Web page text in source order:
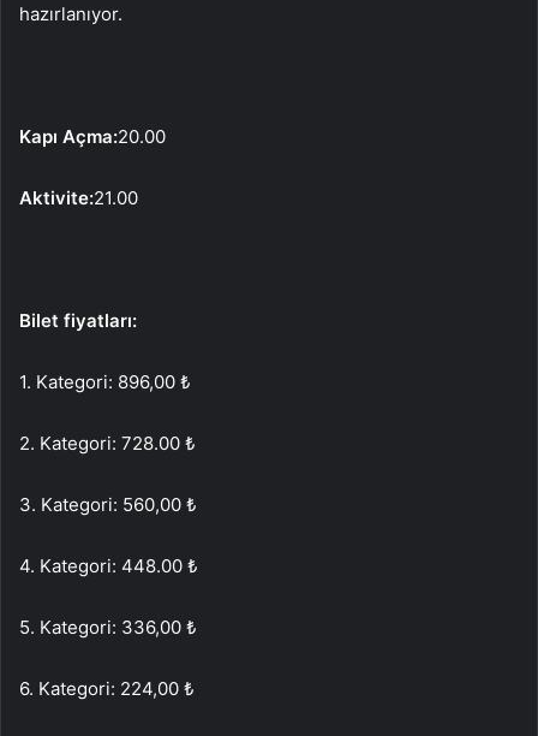
hazırlanıyor.
Kapı Açma:20.00
Aktivite:21.00
Bilet fiyatları:
1. Kategori: 896,00 ₺
2. Kategori: 728.00 ₺
3. Kategori: 560,00 ₺
4. Kategori: 448.00 ₺
5. Kategori: 336,00 ₺
6. Kategori: 224,00 ₺